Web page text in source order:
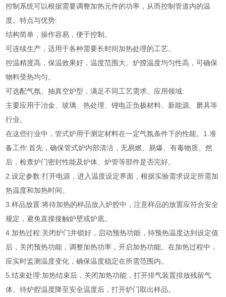
控制系统可以根据需要调整加热元件的功率，从而控制管道内的温
度。特点与优势:
结构简单，操作容易，便于控制。
可连续生产，适用于各种需要长时间加热处理的工艺。
控温精度高，保温效果好，温度范围大。炉膛温度均匀性高，可确保
物料受热均匀。
可选配气氛、抽真空炉型，满足不同工艺需求。应用领域:
主要应用于冶金、玻璃、热处理、锂电正负极材料、新能源、磨具等
行业。
在这些行业中，管式炉用于测定材料在一定气氛条件下的性能。1.准
备工作:首先，确保管式炉内部清洁，无易燃、易爆、有毒物质。然
后，检查炉门密封性能及炉体、炉管等部件是否完好。
2.设定参数:打开电源，进入温度设定界面，根据实验需求设定所需加
热温度和加热时间。
3.样品放置:将待加热的样品放入炉腔中，注意样品的放置应符合安全
规定，避免直接接触炉壁或炉底。
4.加热过程:关闭炉门并锁好，启动预热功能，待预热温度达到设定值
后，关闭预热功能，调整加热功率，开启加热功能。在加热过程中，
应实时监测温度变化，确保温度稳定在所需范围内。
5.结束处理:加热结束后，关闭加热功能，打开排气装置排放残留气
体。待炉腔温度降至安全温度后，打开炉门取出样品。